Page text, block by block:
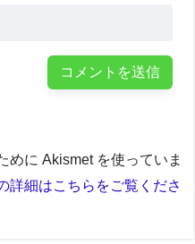
めに Akismet を使っていま
詳細はこちらをご覧くださ